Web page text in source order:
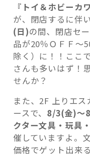
『トイ＆ホビーカ
が、閉店するに伴い
(日)の間、閉店セ
品が20％ＯＦＦ～
除く）に！！ここ
さんも多いはず！
せんか？
また、2F 上りエ
ースで、 8/3(金)～
クター文具・玩具
催していますよ。
価格でゲット出来